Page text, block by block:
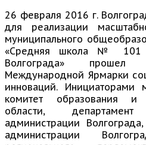
26 февраля 2016 г.
для реализации
муниципального
«Средняя школа № 101
Волгограда» прошел
Международной Ярмарки
инноваций. Инициаторами
комитет образования и
области,
администрации
администрации